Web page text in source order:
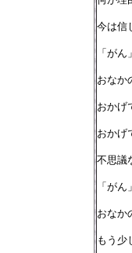
今は信
「が
おなか
おかげ
おかげ
不思議
「が
おなか
もう少